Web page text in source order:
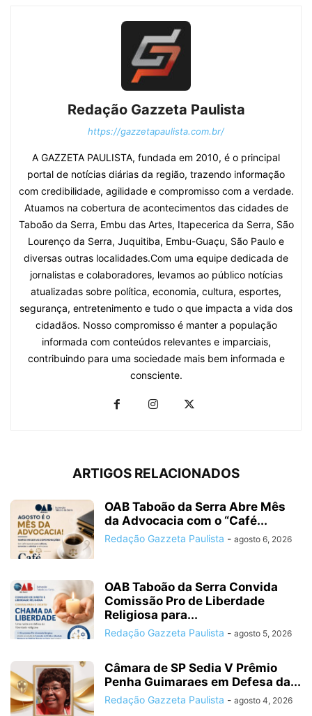
Redação Gazzeta Paulista
https://gazzetapaulista.com.br/
A GAZZETA PAULISTA, fundada em 2010, é o principal
portal de notícias diárias da região, trazendo informação
com credibilidade, agilidade e compromisso com a verdade.
Atuamos na cobertura de acontecimentos das cidades de
Taboão da Serra, Embu das Artes, Itapecerica da Serra, São
Lourenço da Serra, Juquitiba, Embu-Guaçu, São Paulo e
diversas outras localidades.Com uma equipe dedicada de
jornalistas e colaboradores, levamos ao público notícias
atualizadas sobre política, economia, cultura, esportes,
segurança, entretenimento e tudo o que impacta a vida dos
cidadãos. Nosso compromisso é manter a população
informada com conteúdos relevantes e imparciais,
contribuindo para uma sociedade mais bem informada e
consciente.
ARTIGOS RELACIONADOS
OAB Taboão da Serra Abre Mês
da Advocacia com o “Café...
Redação Gazzeta Paulista - agosto 6, 2026
OAB Taboão da Serra Convida
Comissão Pro de Liberdade
Religiosa para...
Redação Gazzeta Paulista - agosto 5, 2026
Câmara de SP Sedia V Prêmio
Penha Guimaraes em Defesa da...
Redação Gazzeta Paulista - agosto 4, 2026